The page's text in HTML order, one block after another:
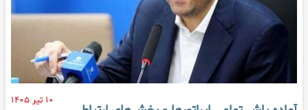
۱۰ تیر ۱۴۰۵